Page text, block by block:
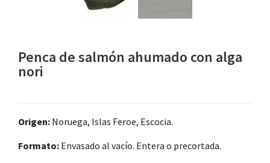
Penca de salmón ahumado con alga
nori
Origen: Noruega, Islas Feroe, Escocia.
Formato: Envasado al vacío. Entera o precortada.